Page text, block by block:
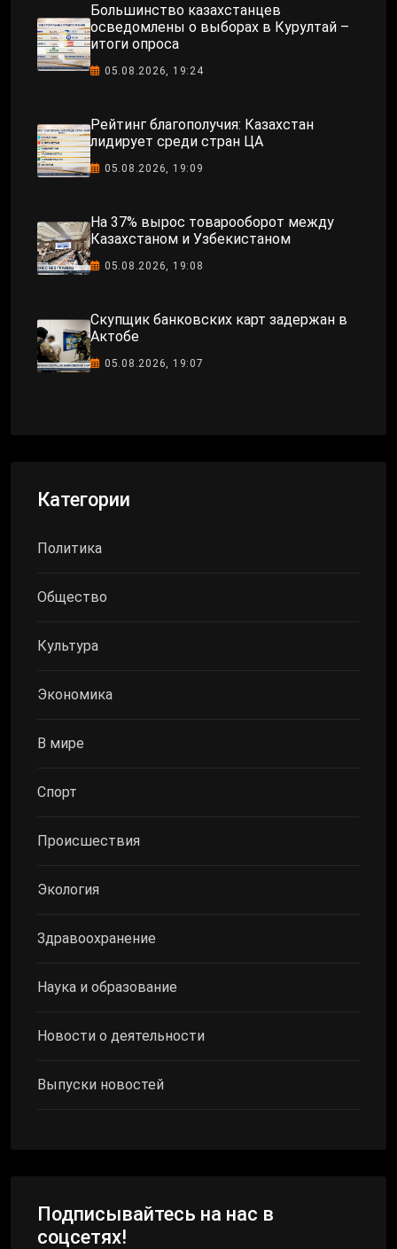
Большинство казахстанцев
осведомлены о выборах в Курултай –
итоги опроса
05.08.2026, 19:24
Рейтинг благополучия: Казахстан
лидирует среди стран ЦА
05.08.2026, 19:09
На 37% вырос товарооборот между
Казахстаном и Узбекистаном
05.08.2026, 19:08
Скупщик банковских карт задержан в
Актобе
05.08.2026, 19:07
Категории
Политика
Общество
Культура
Экономика
В мире
Спорт
Происшествия
Экология
Здравоохранение
Наука и образование
Новости о деятельности
Выпуски новостей
Подписывайтесь на нас в
соцсетях!